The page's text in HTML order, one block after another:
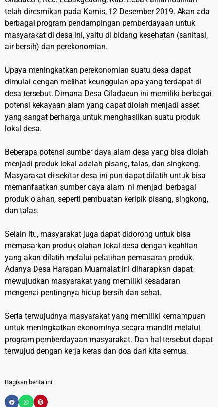
telah diresmikan pada Kamis, 12 Desember 2019. Akan ada
berbagai program pendampingan pemberdayaan untuk
masyarakat di desa ini, yaitu di bidang kesehatan (sanitasi,
air bersih) dan perekonomian.
Upaya meningkatkan perekonomian suatu desa dapat
dimulai dengan melihat keunggulan apa yang terdapat di
desa tersebut. Dimana Desa Ciladaeun ini memiliki berbagai
potensi kekayaan alam yang dapat diolah menjadi asset
yang sangat berharga untuk menghasilkan suatu produk
lokal desa.
Beberapa potensi sumber daya alam desa yang bisa diolah
menjadi produk lokal adalah pisang, talas, dan singkong.
Masyarakat di sekitar desa ini pun dapat dilatih untuk bisa
memanfaatkan sumber daya alam ini menjadi berbagai
produk olahan, seperti pembuatan keripik pisang, singkong,
dan talas.
Selain itu, masyarakat juga dapat didorong untuk bisa
memasarkan produk olahan lokal desa dengan keahlian
yang akan dilatih melalui pelatihan pemasaran produk.
Adanya Desa Harapan Muamalat ini diharapkan dapat
mewujudkan masyarakat yang memiliki kesadaran
mengenai pentingnya hidup bersih dan sehat.
Serta terwujudnya masyarakat yang memiliki kemampuan
untuk meningkatkan ekonominya secara mandiri melalui
program pemberdayaan masyarakat. Dan hal tersebut dapat
terwujud dengan kerja keras dan doa dari kita semua.
Bagikan berita ini :